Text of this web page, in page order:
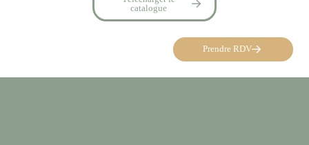
catalogue
Prendre RDV